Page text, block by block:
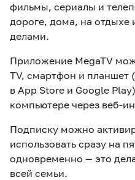
фильмы, сериалы и
дороге, дома, на
делами.
Приложение MegaTV
TV, смартфон и планшет
в App Store и Google
компьютере через веб-
Подписку можно
использовать сразу на
одновременно — это
всей семьи.